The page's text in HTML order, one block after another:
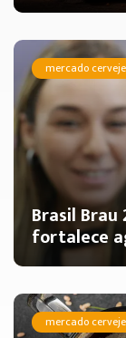
mercado
Brasil
fortalece
mercado